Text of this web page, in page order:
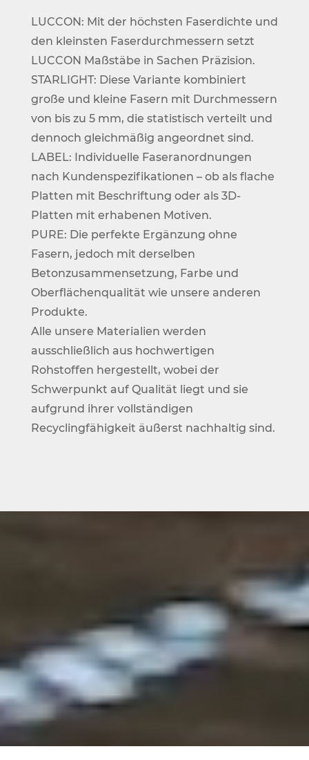
LUCCON: Mit der höchsten Faserdichte und
den kleinsten Faserdurchmessern setzt
LUCCON Maßstäbe in Sachen Präzision.
STARLIGHT: Diese Variante kombiniert
große und kleine Fasern mit Durchmessern
von bis zu 5 mm, die statistisch verteilt und
dennoch gleichmäßig angeordnet sind.
LABEL: Individuelle Faseranordnungen
nach Kundenspezifikationen – ob als flache
Platten mit Beschriftung oder als 3D-
Platten mit erhabenen Motiven.
PURE: Die perfekte Ergänzung ohne
Fasern, jedoch mit derselben
Betonzusammensetzung, Farbe und
Oberflächenqualität wie unsere anderen
Produkte.
Alle unsere Materialien werden
ausschließlich aus hochwertigen
Rohstoffen hergestellt, wobei der
Schwerpunkt auf Qualität liegt und sie
aufgrund ihrer vollständigen
Recyclingfähigkeit äußerst nachhaltig sind.